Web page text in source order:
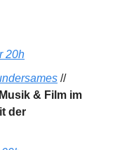
20h
//
& Film im
der